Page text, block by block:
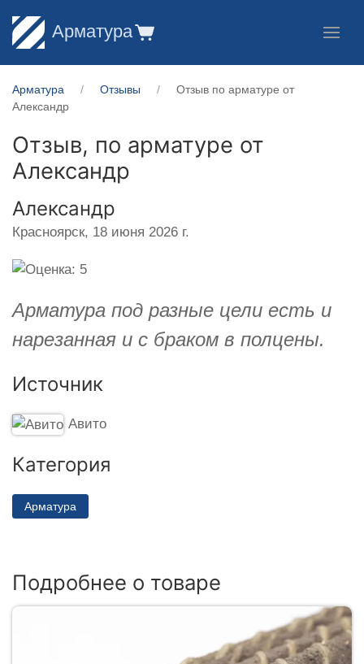
Арматура
Арматура Отзывы
Отзыв по арматуре от
Александр
Отзыв, по арматуре от
Александр
Александр
Красноярск, 18 июня 2026 г.
Арматура под разные цели есть и
нарезанная и с браком в полцены.
Источник
Авито
Категория
Арматура
Подробнее о товаре